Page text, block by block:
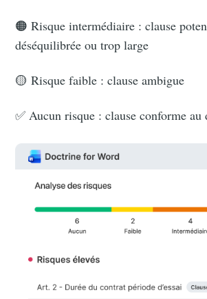
🟠 Risque intermédiaire : clause
déséquilibrée ou trop large
🟡 Risque faible : clause ambigue
✅ Aucun risque : clause conforme